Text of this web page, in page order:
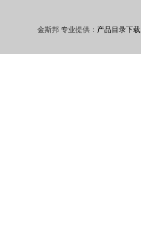
金斯邦 专业提供： 产品目录下载